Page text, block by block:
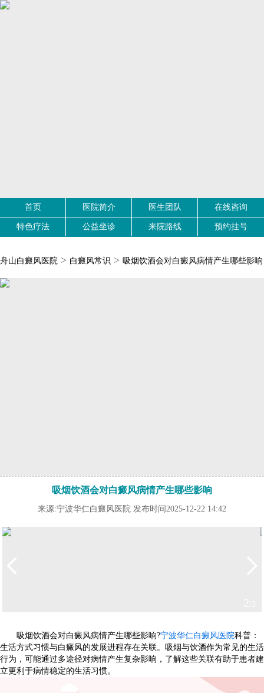
首页 医院简介 医生团队 在线咨询
特色疗法 公益坐诊 来院路线 预约挂号
舟山白癜风医院 > 白癜风常识 > 吸烟饮酒会对白癜风病情产生哪些影响
吸烟饮酒会对白癜风病情产生哪些影响
来源:宁波华仁白癜风医院 发布时间2025-12-22 14:42
吸烟饮酒会对白癜风病情产生哪些影响?宁波华仁白癜风医院科普：
生活方式习惯与白癜风的发展进程存在关联。吸烟与饮酒作为常见的生活
行为，可能通过多途径对病情产生复杂影响，了解这些关联有助于患者建
立更利于病情稳定的生活习惯。